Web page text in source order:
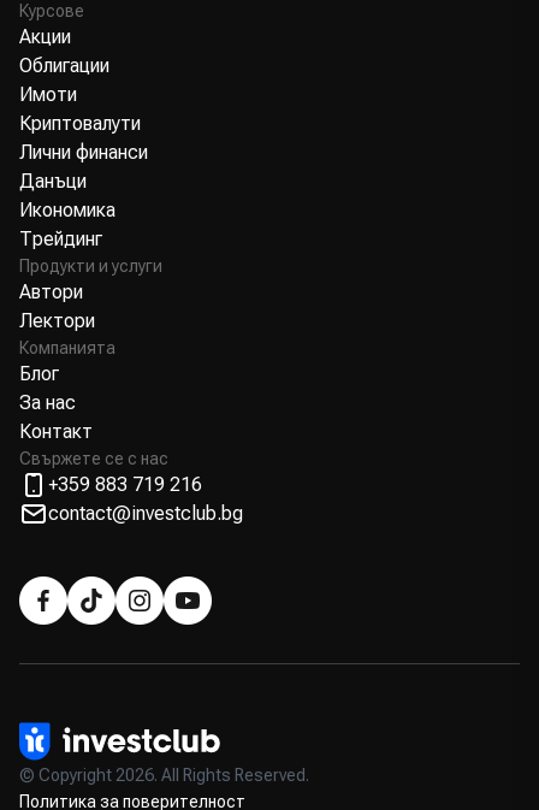
Курсове
Акции
Облигации
Имоти
Криптовалути
Лични финанси
Данъци
Икономика
Трейдинг
Продукти и услуги
Автори
Лектори
Компанията
Блог
За нас
Контакт
Свържете се с нас
+359 883 719 216
contact@investclub.bg
© Copyright 2026. All Rights Reserved.
Политика за поверителност